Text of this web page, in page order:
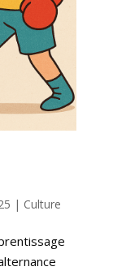
| Culture